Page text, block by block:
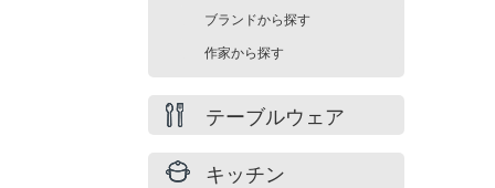
ブランドから探す
作家から探す
テーブルウェア
キッチン